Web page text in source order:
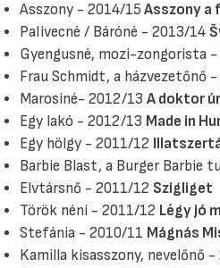
Asszony - 2014/15 Asszony a
Palivecné / Báróné - 2013/14
Gyengusné, mozi-zongorista
Frau Schmidt, a házvezetőnő
Marosiné- 2012/13 A doktor úr
Egy lakó - 2012/13 Made in
Egy hölgy - 2011/12
Barbie Blast, a Burger Barbie
Elvtársnő - 2011/12 Szigliget
Török néni - 2011/12 Légy jó
Stefánia - 2010/11 Mágnás
Kamilla kisasszony, nevelőnő